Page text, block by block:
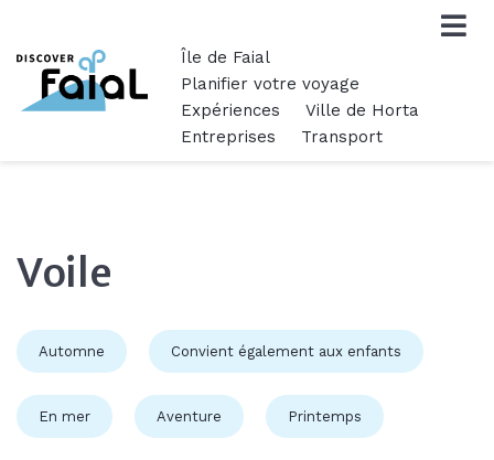
Île de Faial
Planifier votre voyage
Expériences
Ville de Horta
Entreprises
Transport
Voile
Automne Convient également aux enfants
En mer Aventure Printemps